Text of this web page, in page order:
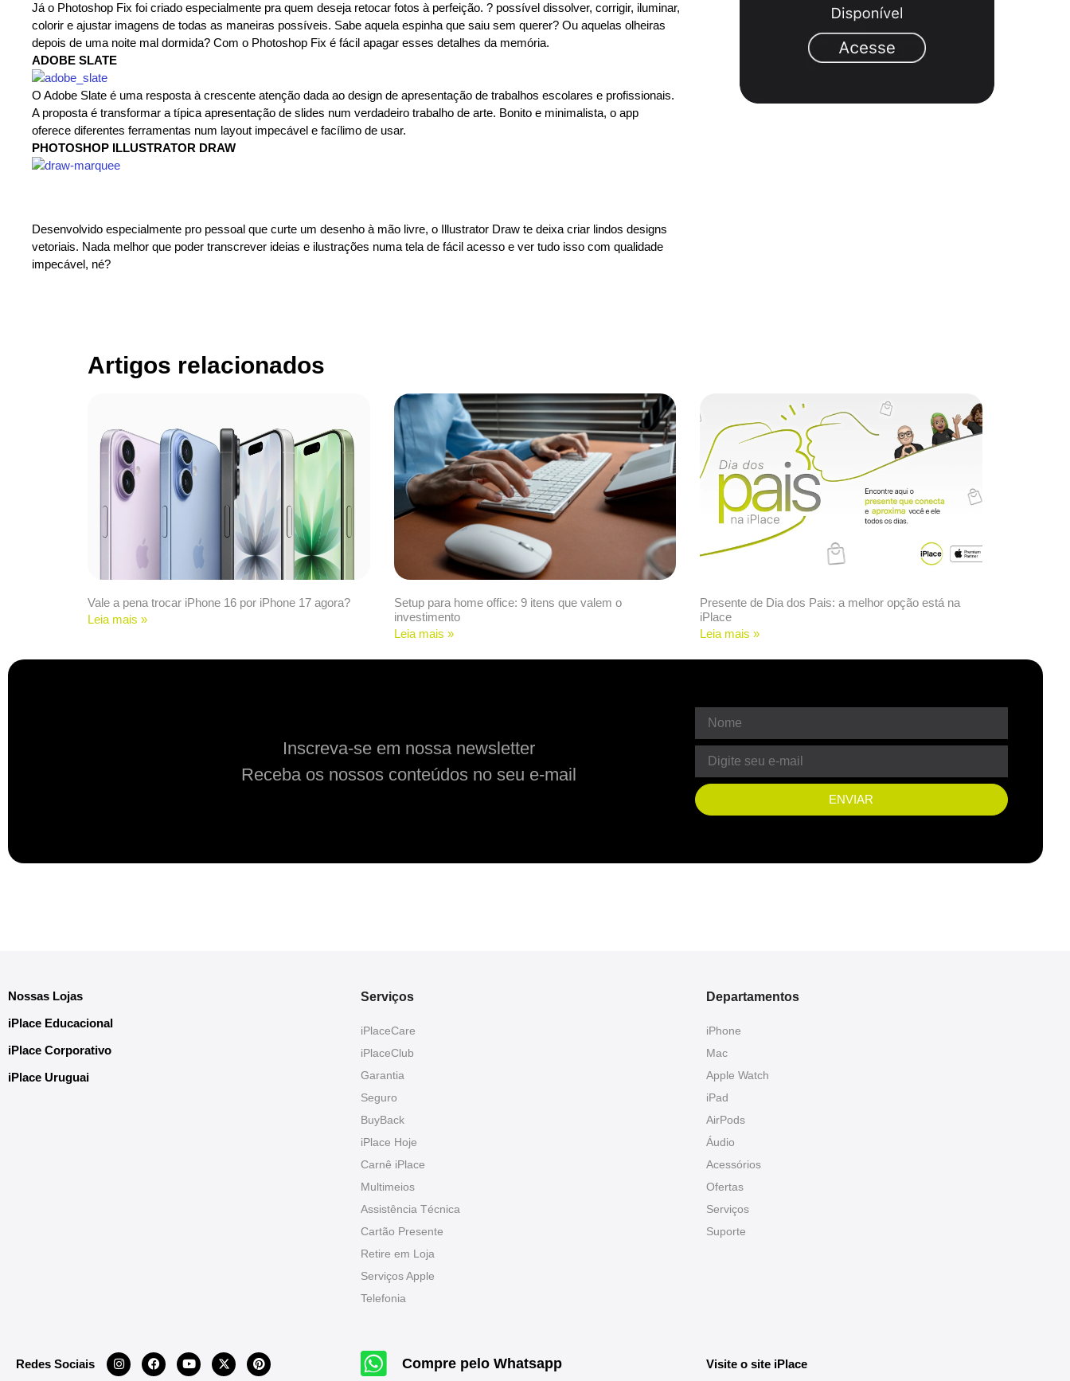
Já o Photoshop Fix foi criado especialmente pra quem deseja retocar fotos à perfeição. ? possível dissolver, corrigir, iluminar,
colorir e ajustar imagens de todas as maneiras possíveis. Sabe aquela espinha que saiu sem querer? Ou aquelas olheiras
depois de uma noite mal dormida? Com o Photoshop Fix é fácil apagar esses detalhes da memória.
ADOBE SLATE
O Adobe Slate é uma resposta à crescente atenção dada ao design de apresentação de trabalhos escolares e profissionais.
A proposta é transformar a típica apresentação de slides num verdadeiro trabalho de arte. Bonito e minimalista, o app
oferece diferentes ferramentas num layout impecável e facílimo de usar.
PHOTOSHOP ILLUSTRATOR DRAW
Desenvolvido especialmente pro pessoal que curte um desenho à mão livre, o Illustrator Draw te deixa criar lindos designs
vetoriais. Nada melhor que poder transcrever ideias e ilustrações numa tela de fácil acesso e ver tudo isso com qualidade
impecável, né?
Artigos relacionados
Vale a pena trocar iPhone 16 por iPhone 17 agora?
Leia mais »
Setup para home office: 9 itens que valem o
investimento
Leia mais »
Presente de Dia dos Pais: a melhor opção está na
iPlace
Leia mais »
Inscreva-se em nossa newsletter
Receba os nossos conteúdos no seu e-mail
ENVIAR
Nossas Lojas
iPlace Educacional
iPlace Corporativo
iPlace Uruguai
Serviços
iPlaceCare
iPlaceClub
Garantia
Seguro
BuyBack
iPlace Hoje
Carnê iPlace
Multimeios
Assistência Técnica
Cartão Presente
Retire em Loja
Serviços Apple
Telefonia
Departamentos
iPhone
Mac
Apple Watch
iPad
AirPods
Áudio
Acessórios
Ofertas
Serviços
Suporte
Redes Sociais Compre pelo Whatsapp Visite o site iPlace